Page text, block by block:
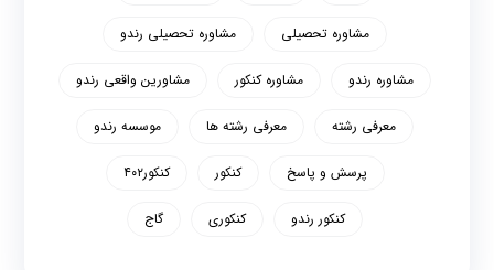
مشاوره تحصیلی مشاوره تحصیلی رندو
مشاوره رندو مشاوره کنکور مشاورین واقعی رندو
معرفی رشته معرفی رشته ها موسسه رندو
پرسش و پاسخ کنکور کنکور۴۰۲
کنکور رندو کنکوری گاج